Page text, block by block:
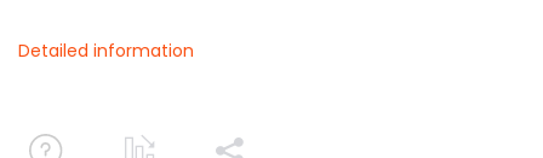
Detailed information